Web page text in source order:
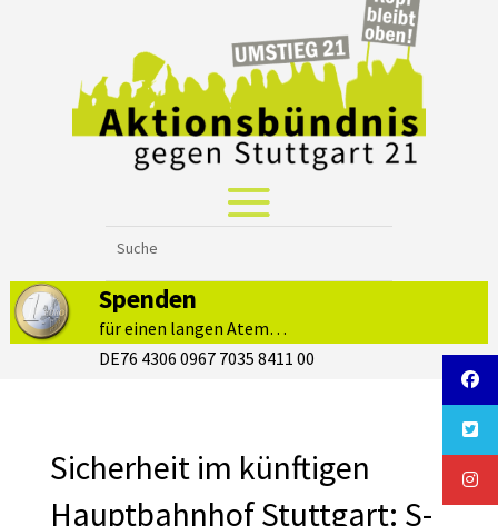
Spenden
für einen langen Atem…
DE76 4306 0967 7035 8411 00
Sicherheit im künftigen
Hauptbahnhof Stuttgart: S-